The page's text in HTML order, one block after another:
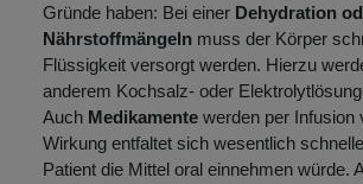
Gründe haben: Bei einer Dehydration
Nährstoffmängeln muss der Körper
Flüssigkeit versorgt werden. Hierzu
anderem Kochsalz- oder
Auch Medikamente werden per Infusion
Wirkung entfaltet sich wesentlich
Patient die Mittel oral einnehmen würde.